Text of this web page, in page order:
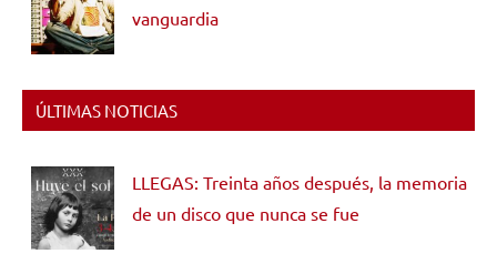
vanguardia
ÚLTIMAS NOTICIAS
LLEGAS: Treinta años después, la memoria
de un disco que nunca se fue